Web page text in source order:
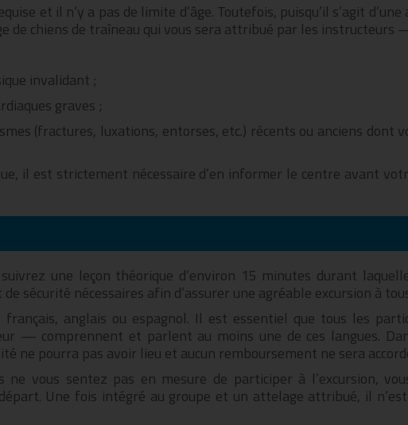
et il n’y a pas de limite d’âge. Toutefois, puisqu’il s’agit
de chiens de traîneau qui vous sera attribué par les instructeurs
invalidant ;
graves ;
(fractures, luxations, entorses, etc.) récents ou anciens dont
il est strictement nécessaire d’en informer le centre avant
une leçon théorique d’environ 15 minutes durant
sécurité nécessaires afin d’assurer une agréable excursion à
anglais ou espagnol. Il est essentiel que tous les
— comprennent et parlent au moins une de ces langues.
ne pourra pas avoir lieu et aucun remboursement ne sera
ne vous sentez pas en mesure de participer à l’excursion,
Une fois intégré au groupe et un attelage attribué, il n’est